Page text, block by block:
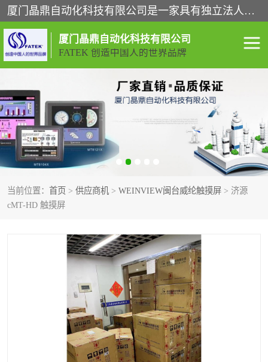
厦门晶鼎自动化科技有限公司是一家具有独立法人资格的高新技术企业；代理销售的产品有台湾威纶触摸屏，魏德米勒全系列，永宏触摸屏,威纶触摸屏,台湾威纶weinview触摸屏,台湾永宏PLC，FATEK,永宏伺服,图儿克总线，施耐德，欧姆龙，西门子，富士变频，K&N蓝系列， BUSSMANN，松下变频器，丹佛斯变频器等。
厦门晶鼎自动化科技有限公司
FATEK 创造中国人的世界品牌
当前位置： 首页 > 供应商机 > WEINVIEW闽台威纶触摸屏 > 济源
cMT-HD 触摸屏
闽台永宏PLC WEINVIEW闽台威纶触摸
正弦变频器正弦伺服 魏德米勒接线端子
ABB电流开关 魏德米勒电源
丹佛斯变频器 MOXA通讯模块
魏德米勒工具 西门子
其他
安士能开关
普洛菲斯触摸屏